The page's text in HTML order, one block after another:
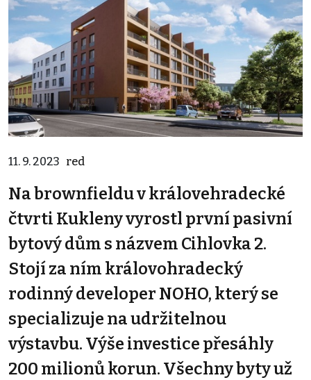
11. 9. 2023 red
Na brownfieldu v královehradecké
čtvrti Kukleny vyrostl první pasivní
bytový dům s názvem Cihlovka 2.
Stojí za ním královohradecký
rodinný developer NOHO, který se
specializuje na udržitelnou
výstavbu. Výše investice přesáhly
200 milionů korun. Všechny byty už